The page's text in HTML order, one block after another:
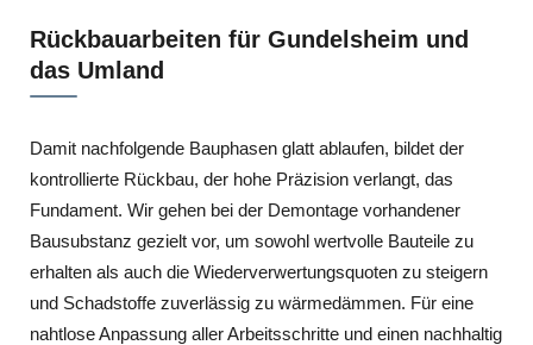
Rückbauarbeiten für Gundelsheim und
das Umland
Damit nachfolgende Bauphasen glatt ablaufen, bildet der
kontrollierte Rückbau, der hohe Präzision verlangt, das
Fundament. Wir gehen bei der Demontage vorhandener
Bausubstanz gezielt vor, um sowohl wertvolle Bauteile zu
erhalten als auch die Wiederverwertungsquoten zu steigern
und Schadstoffe zuverlässig zu wärmedämmen. Für eine
nahtlose Anpassung aller Arbeitsschritte und einen nachhaltig